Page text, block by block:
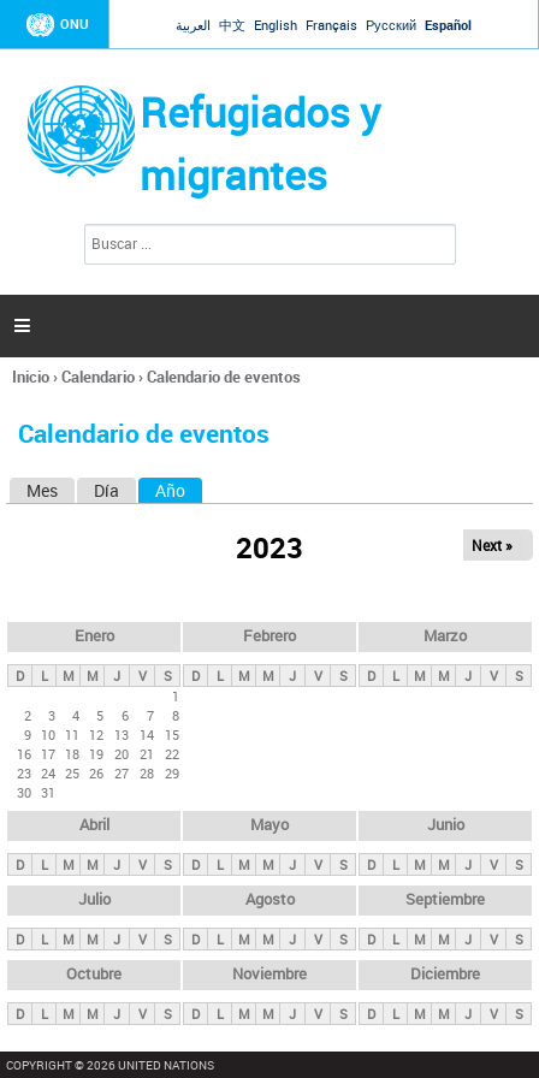
Jump to navigation
ONU العربية 中文 English Français Русский Español
Refugiados y
migrantes
l
d
s

Se
usted
Inicio›Calendario›Calendario de eventos
Calendario de eventos
s
p
n
c
i
p
l
e
s
Mes Día Año
2023 Next »
Enero
D L M M J V
S
1
2
3 4 5 6 7
8
9 10 11 12 13 14
15
16 17 18 19 20 21
22
23 24 25 26 27 28 29
30 31
Febrero
D L M M J V S
Marzo
D L M M J V S
Abril
D L M M J V S
Mayo
D L M M J V S
Junio
D L M M J V S
Julio
D L M M J V S
Agosto
D L M M J V S
Septiembre
D L M M J V S
Octubre
D L M M J V S
Noviembre
D L M M J V S
Diciembre
D L M M J V S
COPYRIGHT © 2026 UNITED NATIONS